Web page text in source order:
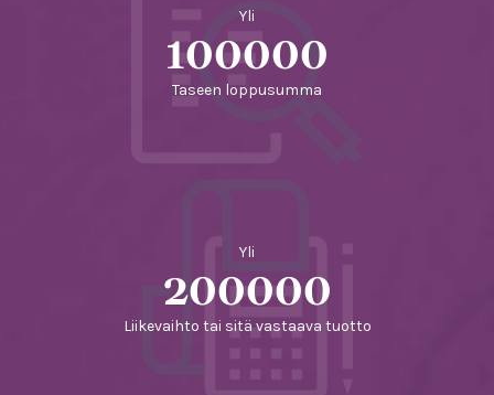
Yli
100000
Taseen loppusumma
Yli
200000
Liikevaihto tai sitä vastaava tuotto